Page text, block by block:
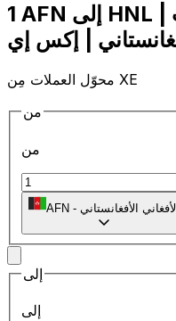
1 AFN إلى HNL | حوِّل - إلى عملات
محوّل العملات مِن XE
من
من
AFN - الأفغاني الأفغانستاني
إلى
إلى